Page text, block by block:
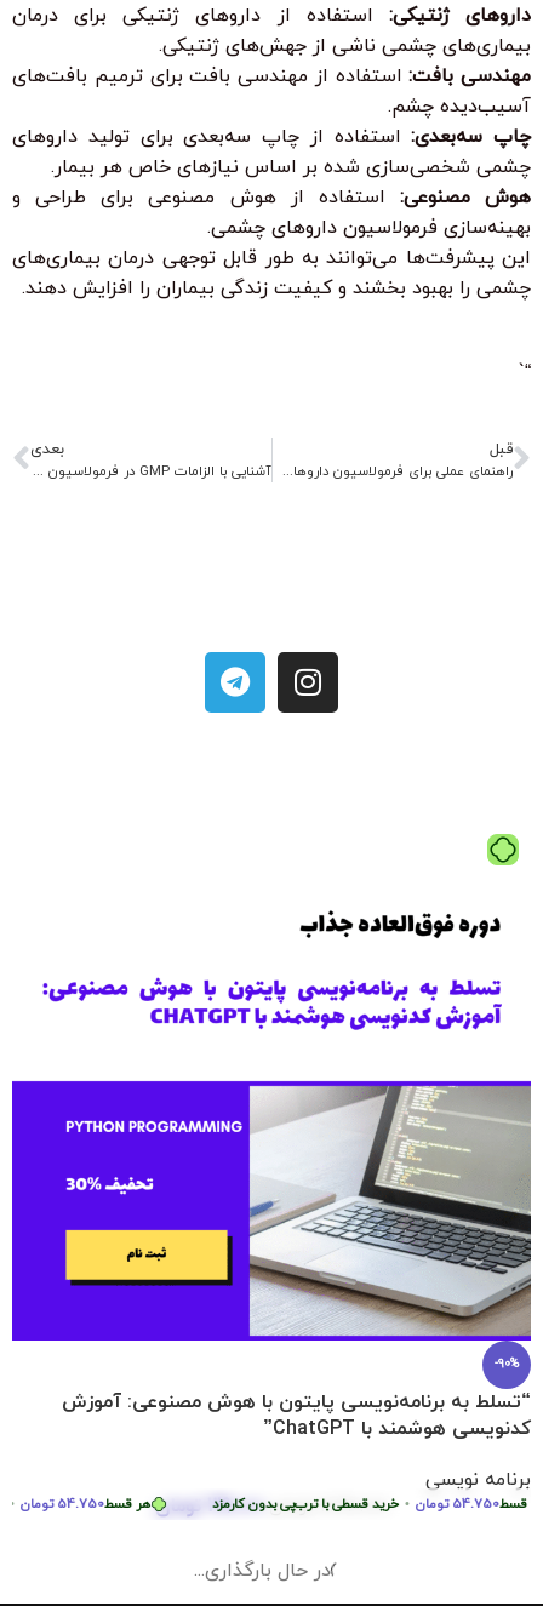
داروهای ژنتیکی: استفاده از داروهای ژنتیکی برای درمان
بیماری‌های چشمی ناشی از جهش‌های ژنتیکی.
مهندسی بافت:استفاده از مهندسی بافت برای ترمیم بافت‌های
آسیب‌دیده چشم.
چاپ سه‌بعدی:استفاده از چاپ سه‌بعدی برای تولید داروهای
چشمی شخصی‌سازی شده بر اساس نیازهای خاص هر بیمار.
هوش مصنوعی: استفاده از هوش مصنوعی برای طراحی و
بهینه‌سازی فرمولاسیون داروهای چشمی.
این پیشرفت‌ها می‌توانند به طور قابل توجهی درمان بیماری‌های
چشمی را بهبود بخشند و کیفیت زندگی بیماران را افزایش دهند.
“`
قبل
راهنمای عملی برای فرمولاسیون داروهای موضعی و پوستی
بعدی
آشنایی با الزامات GMP در فرمولاسیون و تولید دارو
هر قسط54.750تومان • 54.750تومان • خرید قسطی با ترب‌پی بدون کارمزد
-90%
“تسلط به برنامه‌نویسی پایتون با هوش مصنوعی: آموزش
کدنویسی هوشمند با ChatGPT”
برنامه نویسی
2.290.000 تومان 219.000 تومان